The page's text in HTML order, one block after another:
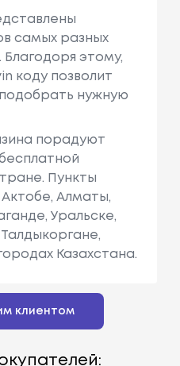
самых разных
этому,
коду позволит
нужную
порадуют
Пункты
Актобе, Алматы,
Уральске,
Казахстана.
клиентом